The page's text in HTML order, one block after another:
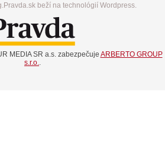
beží na technológií Wordpress.
MEDIA SR a.s. zabezpečuje ARBERTO GROUP
s.r.o..